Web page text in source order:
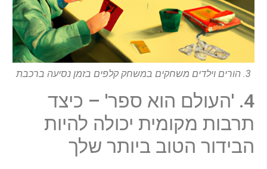
3. הורים וילדים משחקים במשחק קלפים בזמן נסיעה ברכבת
4. 'העולם הוא ספר' – כיצד
תרבות מקומית יכולה להיות
הבידור הטוב ביותר שלך